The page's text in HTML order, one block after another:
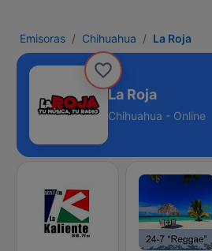
Emisoras Chihuahua La Roja
La Roja
Chihuahua - Online